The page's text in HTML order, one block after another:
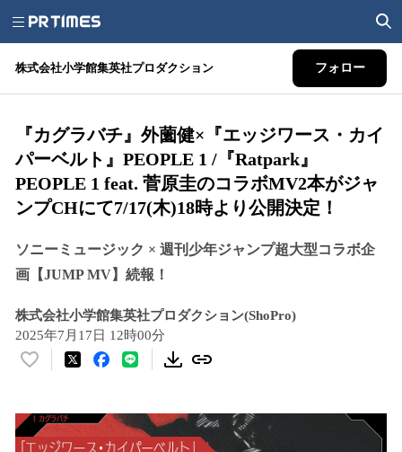
株式会社小学館集英社プロダクション フォロー
『カグラバチ』外薗健×『エッジワース・カイ
パーベルト』PEOPLE 1 /『Ratpark』
PEOPLE 1 feat. 菅原圭のコラボMV2本がジャ
ンプCHにて7/17(木)18時より公開決定！
ソニーミュージック × 週刊少年ジャンプ超大型コラボ企
画【JUMP MV】続報！
株式会社小学館集英社プロダクション(ShoPro)
2025年7月17日 12時00分
い
！
数